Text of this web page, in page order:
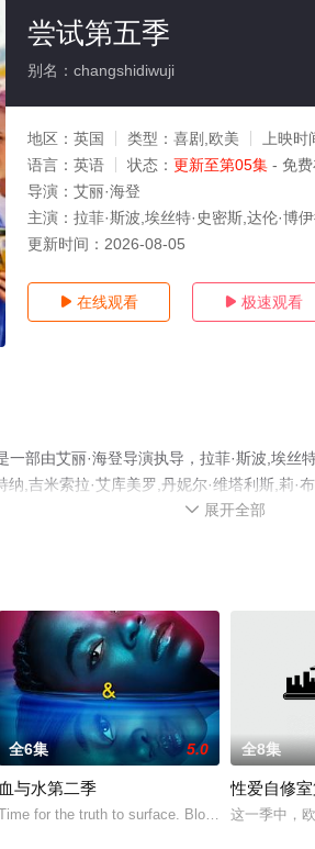
尝试第五季
别名：changshidiwuji
地区： 英国 类型： 喜剧,欧美 上映时
语言： 英语 状态： 更新至第05集 - 免
导演： 艾丽·海登
主演： 拉菲·斯波,埃丝特·史密斯,达伦·博
更新时间： 2026-08-05
 在线观看  极速观看
部由艾丽·海登导演执导，拉菲·斯波,埃丝
纳,吉米索拉·艾库美罗,丹妮尔·维塔利斯,莉
花影院，更多相关信息可移步至豆瓣电视剧
 展开全部
坏。Lip还在乱搞，V为啥抱老爹大腿，
全6集 5.0
血与水第二季
for the truth to surface. Blood & Water
全8集
性爱自修
这一季中，